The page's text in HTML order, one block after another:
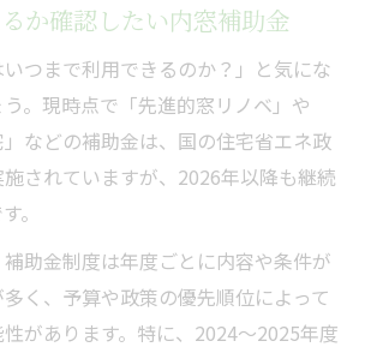
か確認したい内窓補助金
いつまで利用できるのか？」と気にな
。現時点で「先進的窓リノベ」や
」などの補助金は、国の住宅省エネ政
されていますが、2026年以降も継続
。
助金制度は年度ごとに内容や条件が
く、予算や政策の優先順位によって
があります。特に、2024～2025年度